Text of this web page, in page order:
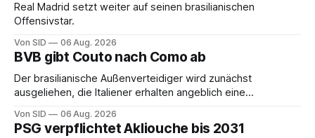
Real Madrid setzt weiter auf seinen brasilianischen
Offensivstar.
Von SID 06 Aug. 2026
BVB gibt Couto nach Como ab
Der brasilianische Außenverteidiger wird zunächst
ausgeliehen, die Italiener erhalten angeblich eine
Von SID 06 Aug. 2026
PSG verpflichtet Akliouche bis 2031